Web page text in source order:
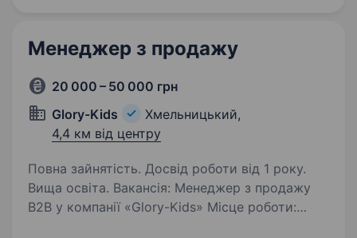
Менеджер з продажу
20 000 – 50 000 грн
Glory-Kids
Хмельницький,
4,4 км від центру
Повна зайнятість. Досвід роботи від 1 року.
Вища освіта. Вакансія: Менеджер з продажу
B2B у компанії «Glory-Kids» Місце роботи: